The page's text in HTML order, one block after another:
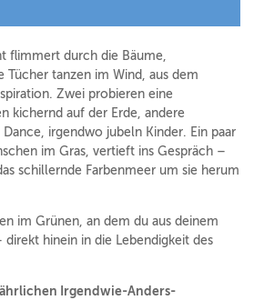
flimmert durch die Bäume,
tanzen im Wind, aus dem
Zwei probieren eine
kichernd auf der Erde, andere
irgendwo jubeln Kinder. Ein paar
im Gras, vertieft ins Gespräch –
schillernde Farbenmeer um sie herum
im Grünen, an dem du aus deinem
hinein in die Lebendigkeit des
Irgendwie-Anders-